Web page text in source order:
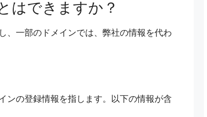
はできますか？
、一部のドメインでは、弊社の情報を代わ
ンの登録情報を指します。以下の情報が含